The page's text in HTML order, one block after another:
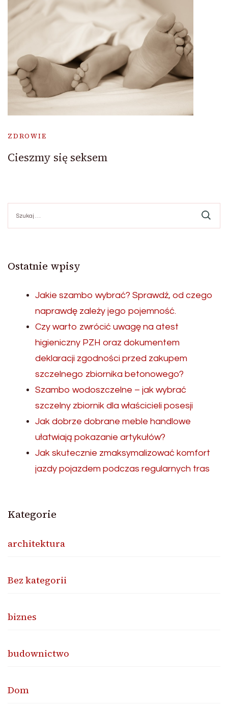
ZDROWIE
Cieszmy się seksem
Ostatnie wpisy
Jakie szambo wybrać? Sprawdź, od czego
naprawdę zależy jego pojemność.
Czy warto zwrócić uwagę na atest
higieniczny PZH oraz dokumentem
deklaracji zgodności przed zakupem
szczelnego zbiornika betonowego?
Szambo wodoszczelne – jak wybrać
szczelny zbiornik dla właścicieli posesji
Jak dobrze dobrane meble handlowe
ułatwiają pokazanie artykułów?
Jak skutecznie zmaksymalizować komfort
jazdy pojazdem podczas regularnych tras
Kategorie
architektura
Bez kategorii
biznes
budownictwo
Dom